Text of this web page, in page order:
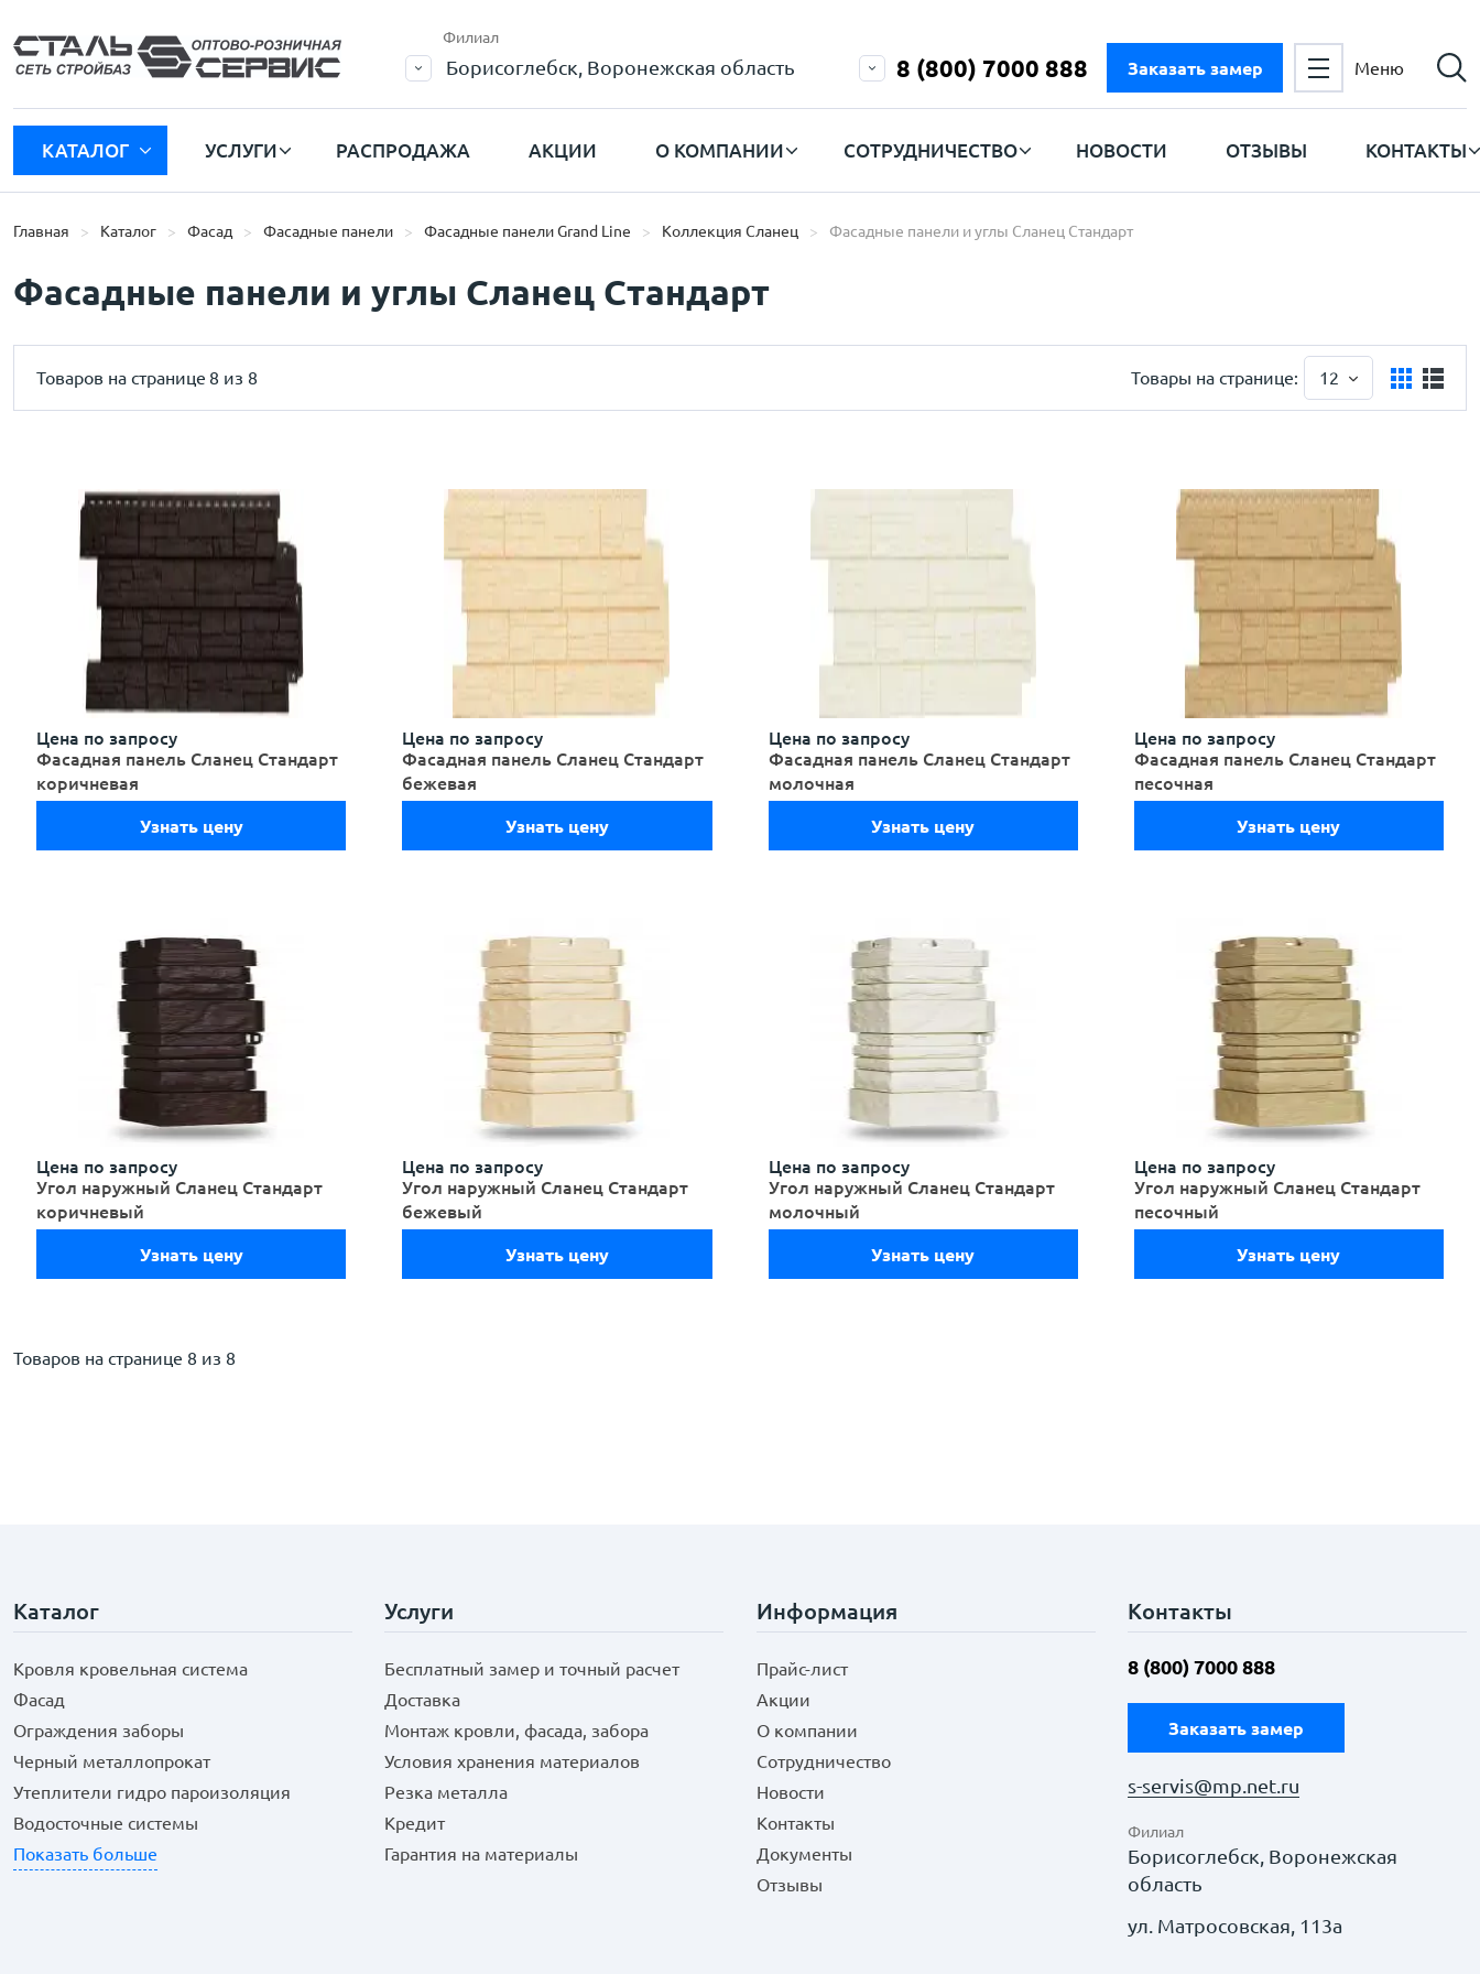
Филиал
Борисоглебск, Воронежская область 8 (800) 7000 888 Заказать замер Меню
КАТАЛОГ УСЛУГИ РАСПРОДАЖА АКЦИИ О КОМПАНИИ СОТРУДНИЧЕСТВО НОВОСТИ ОТЗЫВЫ КОНТАКТЫ
Главная Каталог Фасад Фасадные панели Фасадные панели Grand Line Коллекция Сланец Фасадные панели и углы Сланец Стандарт
Фасадные панели и углы Сланец Стандарт
Товаров на странице 8 из 8 Товары на странице: 12
Цена по запросу
Фасадная панель Сланец Стандарт
коричневая
Узнать цену
Цена по запросу
Фасадная панель Сланец Стандарт
бежевая
Узнать цену
Цена по запросу
Фасадная панель Сланец Стандарт
молочная
Узнать цену
Цена по запросу
Фасадная панель Сланец Стандарт
песочная
Узнать цену
Цена по запросу
Угол наружный Сланец Стандарт
коричневый
Узнать цену
Цена по запросу
Угол наружный Сланец Стандарт
бежевый
Узнать цену
Цена по запросу
Угол наружный Сланец Стандарт
молочный
Узнать цену
Цена по запросу
Угол наружный Сланец Стандарт
песочный
Узнать цену
Товаров на странице 8 из 8
Каталог
Кровля кровельная система
Фасад
Ограждения заборы
Черный металлопрокат
Утеплители гидро пароизоляция
Водосточные системы
Показать больше
Услуги
Бесплатный замер и точный расчет
Доставка
Монтаж кровли, фасада, забора
Условия хранения материалов
Резка металла
Кредит
Гарантия на материалы
Информация
Прайс-лист
Акции
О компании
Сотрудничество
Новости
Контакты
Документы
Отзывы
Контакты
8 (800) 7000 888
Заказать замер
s-servis@mp.net.ru
Филиал
Борисоглебск, Воронежская
область
ул. Матросовская, 113а